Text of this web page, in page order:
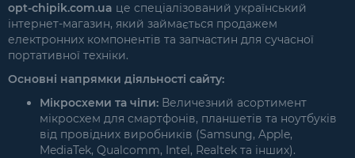
opt-chipik.com.ua це спеціалізований український
інтернет-магазин, який займається продажем
електронних компонентів та запчастин для сучасної
портативної техніки.
Основні напрямки діяльності сайту:
Мікросхеми та чіпи: Величезний асортимент
мікросхем для смартфонів, планшетів та ноутбуків
від провідних виробників (Samsung, Apple,
MediaTek, Qualcomm, Intel, Realtek та інших).